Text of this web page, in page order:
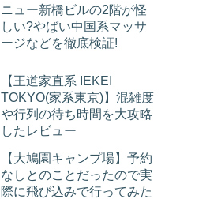
ニュー新橋ビルの2階が怪
しい?やばい中国系マッサ
ージなどを徹底検証!
【王道家直系 IEKEI
TOKYO(家系東京)】混雑度
や行列の待ち時間を大攻略
したレビュー
【大鳩園キャンプ場】予約
なしとのことだったので実
際に飛び込みで行ってみた